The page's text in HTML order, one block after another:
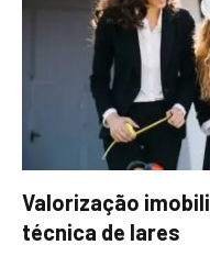
Valorização
técnica de lares